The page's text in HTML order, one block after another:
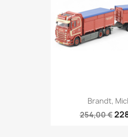
Brandt,
254,00 €